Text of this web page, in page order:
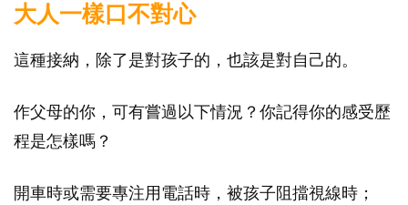
大人一樣口不對心
這種接納，除了是對孩子的，也該是對自己的。
作父母的你，可有嘗過以下情況？你記得你的感受歷
程是怎樣嗎？
開車時或需要專注用電話時，被孩子阻擋視線時；